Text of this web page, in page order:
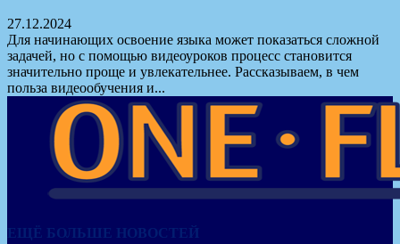
27.12.2024
Для начинающих освоение языка может показаться сложной
задачей, но с помощью видеоуроков процесс становится
значительно проще и увлекательнее. Рассказываем, в чем
польза видеообучения и...
ЕЩЁ БОЛЬШЕ НОВОСТЕЙ